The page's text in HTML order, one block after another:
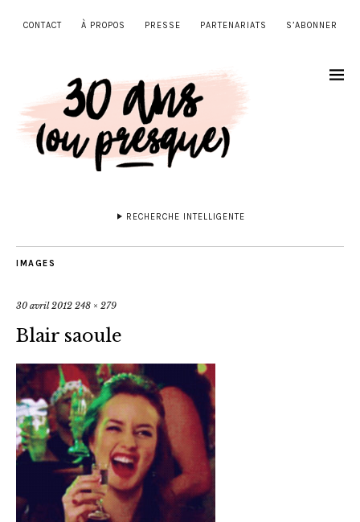
CONTACT À PROPOS PRESSE PARTENARIATS S’ABONNER
RECHERCHE INTELLIGENTE
IMAGES
30 avril 2012 248 × 279
Blair saoule